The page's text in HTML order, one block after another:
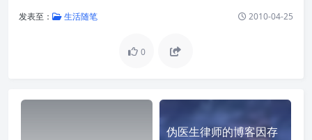
发表至： 生活随笔 2010-04-25
0
伪医生律师的博客因存